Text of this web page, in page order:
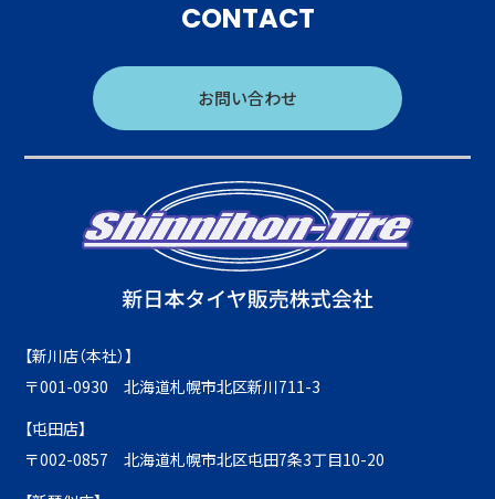
CONTACT
お問い合わせ
【新川店（本社）】
〒001-0930 北海道札幌市北区新川711-3
【屯田店】
〒002-0857 北海道札幌市北区屯田7条3丁目10-20